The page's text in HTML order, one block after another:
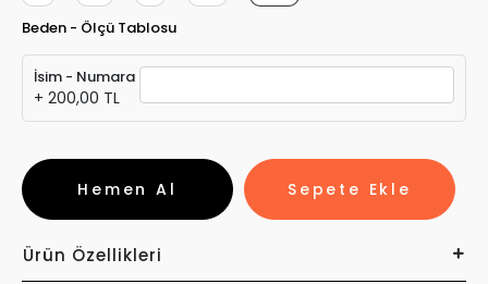
Beden - Ölçü Tablosu
İsim - Numara
+ 200,00 TL
Sepete Ekle
Hemen Al
Ürün Özellikleri